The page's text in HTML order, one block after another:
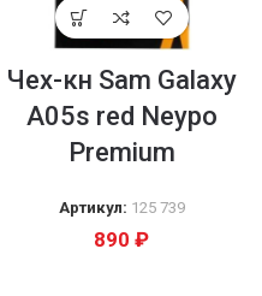
Чех-кн Sam Galaxy
A05s red Neypo
Premium
Артикул: 125 739
890 ₽